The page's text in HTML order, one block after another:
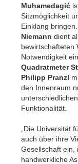
Muhamedagić
Sitzmöglichkeit
Einklang
Niemann dient
bewirtschafteten
Notwendigkeit
Quadratmeter
Philipp Pranzl
den Innenraum
Funktionalität.
„Die Universität
auch über ihre
Gesellschaft ein,
handwerkliche